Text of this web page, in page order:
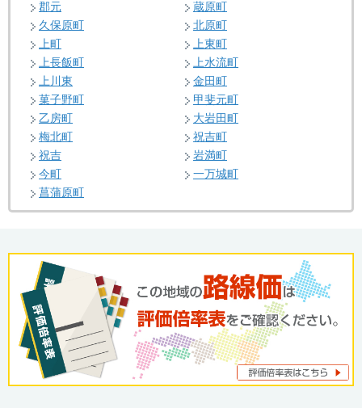
郡元
蔵原町
久保原町
北原町
上町
上東町
上長飯町
上水流町
上川東
金田町
菓子野町
甲斐元町
乙房町
大岩田町
梅北町
祝吉町
祝吉
岩満町
今町
一万城町
菖蒲原町